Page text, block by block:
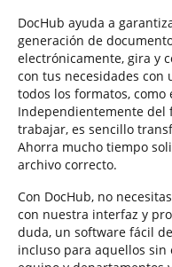
DocHub ayuda a
generación de
electrónicamente, gira y
con tus necesidades con
todos los formatos, como
Independientemente del
trabajar, es sencillo
Ahorra mucho tiempo
archivo correcto.
Con DocHub, no
con nuestra interfaz y
duda, un software fácil
incluso para aquellos